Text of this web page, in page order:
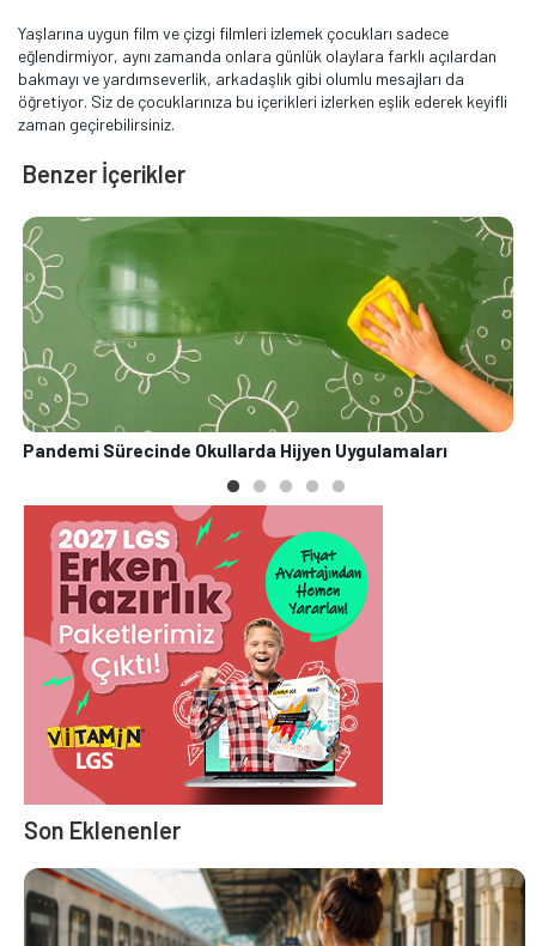
Yaşlarına uygun film ve çizgi filmleri izlemek çocukları sadece
eğlendirmiyor, aynı zamanda onlara günlük olaylara farklı açılardan
bakmayı ve yardımseverlik, arkadaşlık gibi olumlu mesajları da
öğretiyor. Siz de çocuklarınıza bu içerikleri izlerken eşlik ederek keyifli
zaman geçirebilirsiniz.
Benzer İçerikler
Pandemi Sürecinde Okullarda Hijyen Uygulamaları
Son Eklenenler